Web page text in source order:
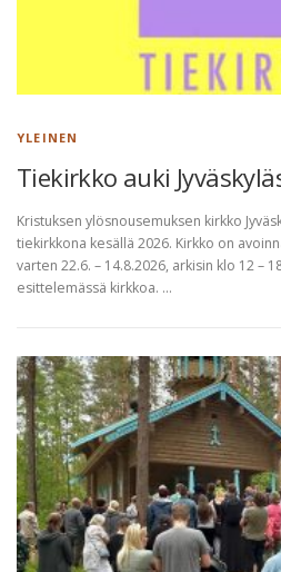
YLEINEN
Tiekirkko auki
Kristuksen ylösnousemuksen kirkko
tiekirkkona kesällä 2026. Kirkko on
varten 22.6. – 14.8.2026, arkisin klo 12 –
esittelemässä kirkkoa. …